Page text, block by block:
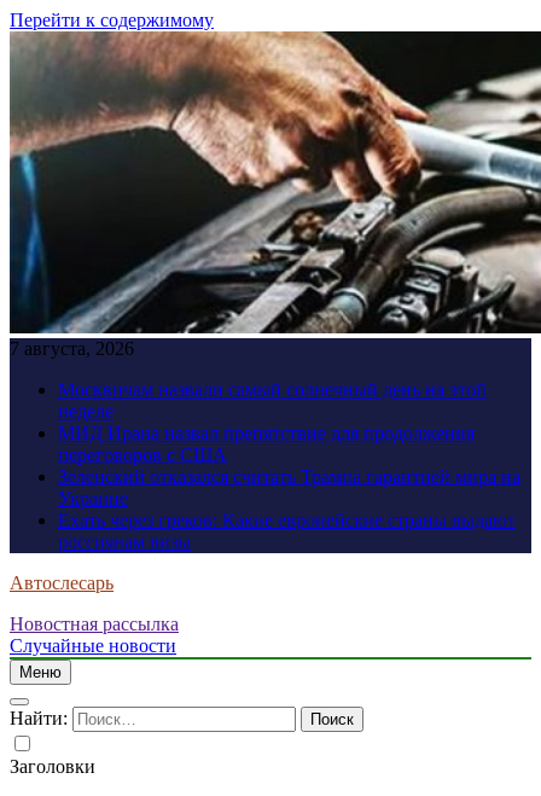
Перейти к содержимому
7 августа, 2026
Москвичам назвали самый солнечный день на этой
неделе
МИД Ирана назвал препятствие для продолжения
переговоров с США
Зеленский отказался считать Трампа гарантией мира на
Украине
Ехать через греков: Какие европейские страны выдают
россиянам визы
Автослесарь
Новостная рассылка
Случайные новости
Меню
Найти:
Заголовки